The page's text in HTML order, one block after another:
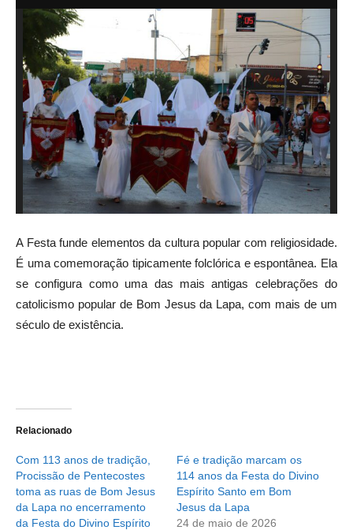
A Festa funde elementos da cultura popular com religiosidade.
É uma comemoração tipicamente folclórica e espontânea. Ela
se configura como uma das mais antigas celebrações do
catolicismo popular de Bom Jesus da Lapa, com mais de um
século de existência.
Relacionado
Com 113 anos de tradição,
Procissão de Pentecostes
toma as ruas de Bom Jesus
da Lapa no encerramento
da Festa do Divino Espírito
Fé e tradição marcam os
114 anos da Festa do Divino
Espírito Santo em Bom
Jesus da Lapa
24 de maio de 2026